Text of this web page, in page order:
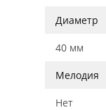
Диаметр
40 мм
Мелодия
Нет